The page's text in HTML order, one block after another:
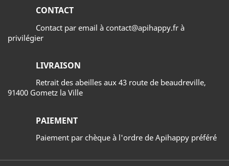
CONTACT
Contact par email à contact@apihappy.fr à
privilégier
LIVRAISON
Retrait des abeilles aux 43 route de beaudreville,
91400 Gometz la Ville
PAIEMENT
Paiement par chèque à l'ordre de Apihappy préféré